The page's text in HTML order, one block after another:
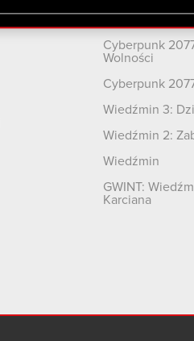
zgadasz się na używanie plików
Produkty
Cyberpunk
Wolności
Cyberpunk
Wiedźmin 3:
Wiedźmin 2:
Wiedźmin
GWINT:
Karciana